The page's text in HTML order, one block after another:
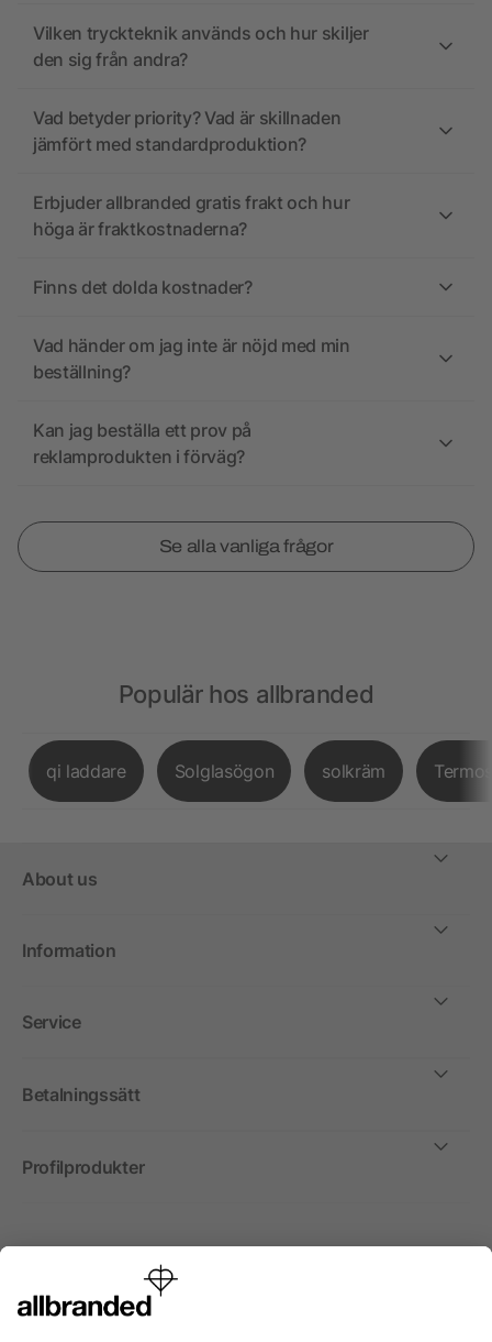
Vilken tryckteknik används och hur skiljer
den sig från andra?
Vad betyder priority? Vad är skillnaden
jämfört med standardproduktion?
Erbjuder allbranded gratis frakt och hur
höga är fraktkostnaderna?
Finns det dolda kostnader?
Vad händer om jag inte är nöjd med min
beställning?
Kan jag beställa ett prov på
reklamprodukten i förväg?
Se alla vanliga frågor
Populär hos allbranded
qi laddare Solglasögon solkräm
About us
Information
Service
Betalningssätt
Profilprodukter
Internationellt